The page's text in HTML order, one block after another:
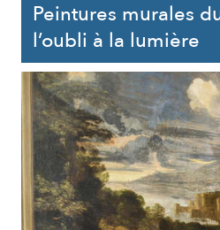
Peintures murales
l’oubli à la lumière